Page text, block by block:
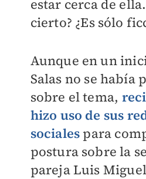
estar cerca de
cierto? ¿Es sólo
Aunque en un
Salas no se había
sobre el tema,
hizo uso de sus
sociales para
postura sobre la
pareja Luis